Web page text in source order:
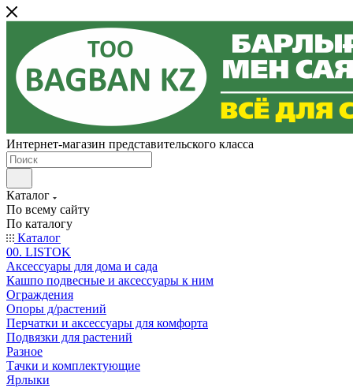
Интернет-магазин представительского класса
Каталог
По всему сайту
По каталогу
Каталог
00. LISTOK
Аксессуары для дома и сада
Кашпо подвесные и аксессуары к ним
Ограждения
Опоры д/растений
Перчатки и аксессуары для комфорта
Подвязки для растений
Разное
Тачки и комплектующие
Ярлыки